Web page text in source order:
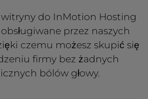
witryny do InMotion Hosting
przez naszych
czemu możesz skupić się
firmy bez żadnych
bólów głowy.